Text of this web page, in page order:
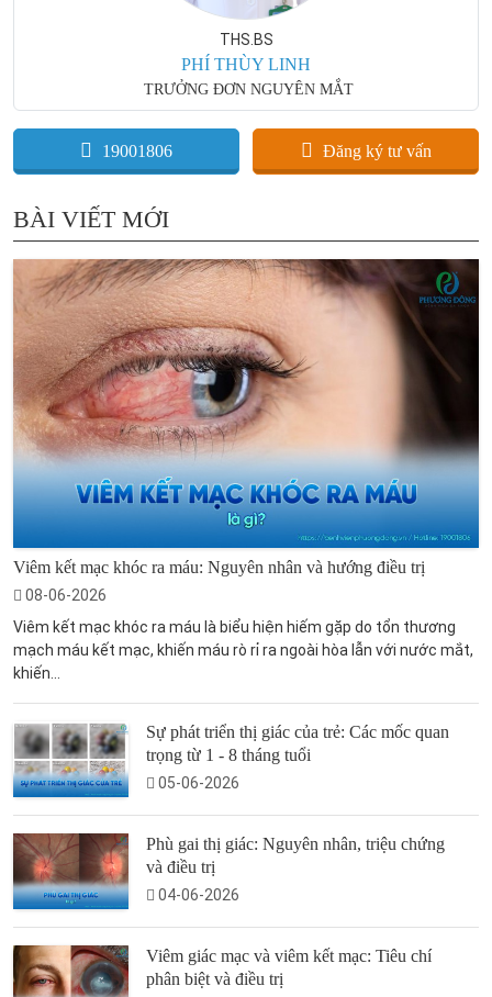
THS.BS
PHÍ THÙY LINH
TRƯỞNG ĐƠN NGUYÊN MẮT
19001806 Đăng ký tư vấn
BÀI VIẾT MỚI
Viêm kết mạc khóc ra máu: Nguyên nhân và hướng điều trị
08-06-2026
Viêm kết mạc khóc ra máu là biểu hiện hiếm gặp do tổn thương
mạch máu kết mạc, khiến máu rò rỉ ra ngoài hòa lẫn với nước mắt,
khiến...
Sự phát triển thị giác của trẻ: Các mốc quan
trọng từ 1 - 8 tháng tuổi
05-06-2026
Phù gai thị giác: Nguyên nhân, triệu chứng
và điều trị
04-06-2026
Viêm giác mạc và viêm kết mạc: Tiêu chí
phân biệt và điều trị